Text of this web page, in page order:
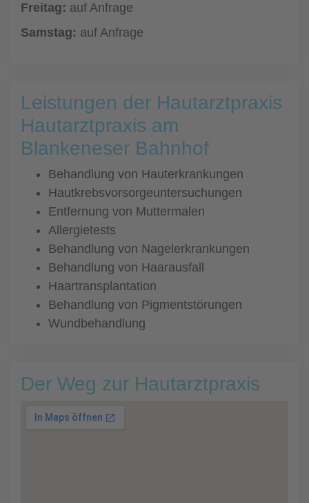
Freitag: auf Anfrage
Samstag: auf Anfrage
Leistungen der Hautarztpraxis
Hautarztpraxis am
Blankeneser Bahnhof
Behandlung von Hauterkrankungen
Hautkrebsvorsorgeuntersuchungen
Entfernung von Muttermalen
Allergietests
Behandlung von Nagelerkrankungen
Behandlung von Haarausfall
Haartransplantation
Behandlung von Pigmentstörungen
Wundbehandlung
Der Weg zur Hautarztpraxis